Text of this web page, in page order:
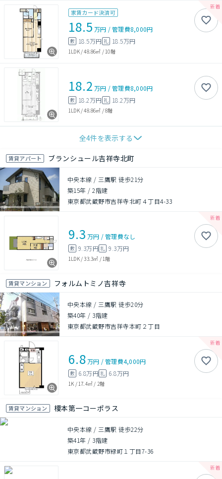
家賃カード決済可
18.5 万円 /管理費8,000円
敷 18.5万円 礼 18.5万円
1LDK/48.86㎡ /10階
18.2 万円 /管理費8,000円
敷 18.2万円 礼 18.2万円
1LDK/48.86㎡ /8階
全4件を表示する
賃貸アパート ブランシュール吉祥寺北町
中央本線 / 三鷹駅 徒歩21分
築15年 /2階建
東京都武蔵野市吉祥寺北町４丁目4-33
9.3 万円 /管理費なし
敷 9.3万円礼 9.3万円
1LDK/33.3㎡ / 1階
賃貸マンション フォルムトミノ吉祥寺
中央本線 / 三鷹駅 徒歩20分
築40年 / 3階建
東京都武蔵野市吉祥寺本町２丁目
6.8万円 /管理費4,000円
敷 6.8万円礼 6.8万円
1K / 17.4㎡ / 2階
賃貸マンション 榎本第一コーポラス
中央本線 / 三鷹駅 徒歩22分
築41年 / 3階建
東京都武蔵野市緑町１丁目7-36